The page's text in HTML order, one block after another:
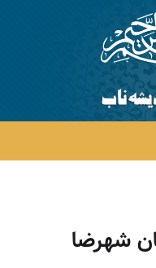
شهرضا